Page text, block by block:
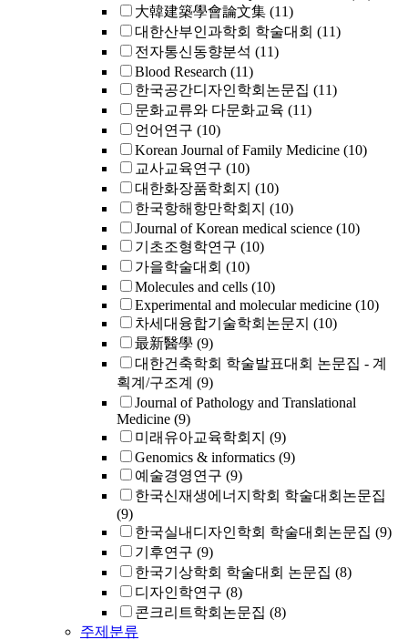
大韓建築學會論文集 (11)
대한산부인과학회 학술대회 (11)
전자통신동향분석 (11)
Blood Research (11)
한국공간디자인학회논문집 (11)
문화교류와 다문화교육 (11)
언어연구 (10)
Korean Journal of Family Medicine (10)
교사교육연구 (10)
대한화장품학회지 (10)
한국항해항만학회지 (10)
Journal of Korean medical science (10)
기초조형학연구 (10)
가을학술대회 (10)
Molecules and cells (10)
Experimental and molecular medicine (10)
차세대융합기술학회논문지 (10)
最新醫學 (9)
대한건축학회 학술발표대회 논문집 - 계
획계/구조계 (9)
Journal of Pathology and Translational
Medicine (9)
미래유아교육학회지 (9)
Genomics & informatics (9)
예술경영연구 (9)
한국신재생에너지학회 학술대회논문집
(9)
한국실내디자인학회 학술대회논문집 (9)
기후연구 (9)
한국기상학회 학술대회 논문집 (8)
디자인학연구 (8)
콘크리트학회논문집 (8)
주제분류